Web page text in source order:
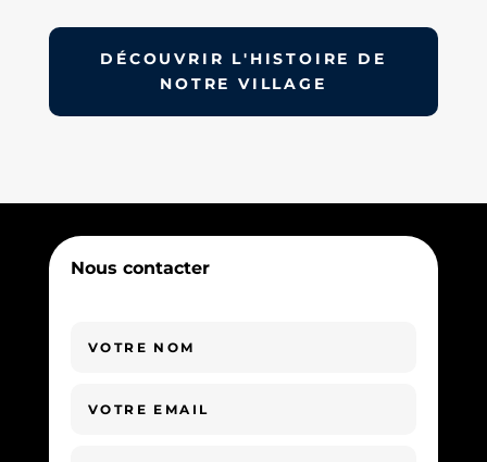
DÉCOUVRIR L'HISTOIRE DE
NOTRE VILLAGE
Nous contacter